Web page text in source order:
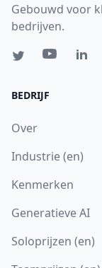
Gebouwd voor
bedrijven.
BEDRIJF
Over
Industrie (en)
Kenmerken
Generatieve AI
Soloprijzen (en)